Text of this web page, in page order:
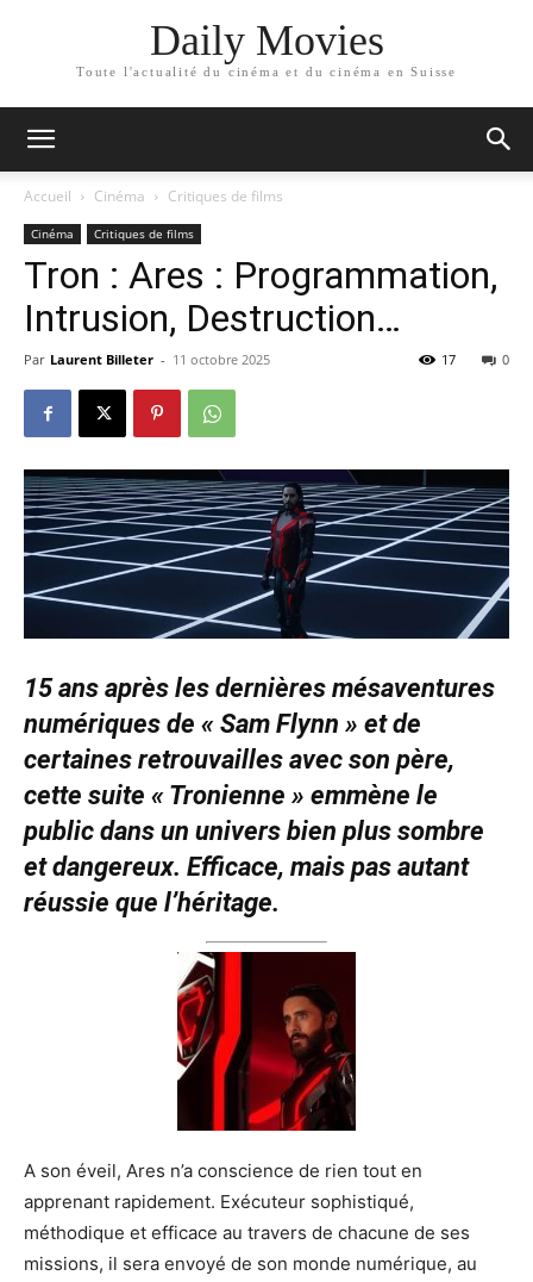
Daily Movies
Toute l'actualité du cinéma et du cinéma en Suisse
Accueil Cinéma Critiques de films
Cinéma Critiques de films
Tron : Ares : Programmation,
Intrusion, Destruction…
Par Laurent Billeter - 11 octobre 2025 0
17
15 ans après les dernières mésaventures
numériques de « Sam Flynn » et de
certaines retrouvailles avec son père,
cette suite « Tronienne » emmène le
public dans un univers bien plus sombre
et dangereux. Efficace, mais pas autant
réussie que l’héritage.
A son éveil, Ares n’a conscience de rien tout en
apprenant rapidement. Exécuteur sophistiqué,
méthodique et efficace au travers de chacune de ses
missions, il sera envoyé de son monde numérique, au